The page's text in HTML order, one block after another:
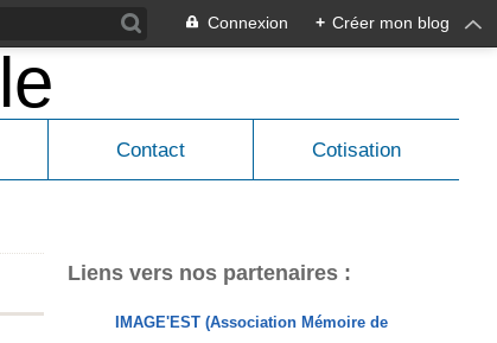
Connexion + Créer mon blog
Contact Cotisation
Liens vers nos partenaires :
IMAGE'EST (Association Mémoire de